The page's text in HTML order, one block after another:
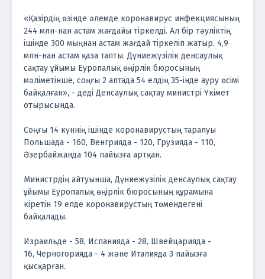
«Қазірдің өзінде әлемде коронавирус инфекциясының
244 млн-нан астам жағдайы тіркелді. Ал бір тәуліктің
ішінде 300 мыңнан астам жағдай тіркеліп жатыр. 4,9
млн-нан астам қаза тапты. Дүниежүзілік денсаулық
сақтау ұйымы Еуропалық өңірлік бюросының
мәліметінше, соңғы 2 аптада 54 елдің 35-інде ауру өсімі
байқалған», - деді Денсаулық сақтау министрі Үкімет
отырысында.
Соңғы 14 күннің ішінде коронавирустың таралуы
Польшада - 160, Венгрияда - 120, Грузияда - 110,
Әзербайжанда 104 пайызға артқан.
Министрдің айтуынша, Дүниежүзілік денсаулық сақтау
ұйымы Еуропалық өңірлік бюросының құрамына
кіретін 19 елде коронавирустың төмендегені
байқалады.
Израильде - 58, Испанияда - 28, Швейцарияда -
16, Черногорияда - 4 және Италияда 3 пайызға
қысқарған.